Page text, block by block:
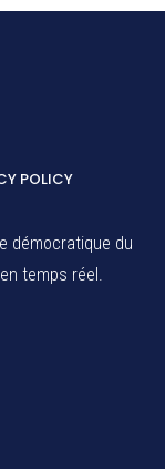
/ Adoration
Instrumental
/ 1H
Instrumental
Worship
/
POLICY
démocratique du
temps réel.